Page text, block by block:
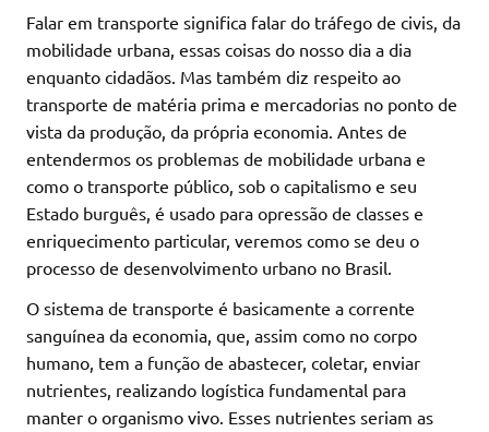
Falar em transporte significa falar do tráfego de civis, da
mobilidade urbana, essas coisas do nosso dia a dia
enquanto cidadãos. Mas também diz respeito ao
transporte de matéria prima e mercadorias no ponto de
vista da produção, da própria economia. Antes de
entendermos os problemas de mobilidade urbana e
como o transporte público, sob o capitalismo e seu
Estado burguês, é usado para opressão de classes e
enriquecimento particular, veremos como se deu o
processo de desenvolvimento urbano no Brasil.
O sistema de transporte é basicamente a corrente
sanguínea da economia, que, assim como no corpo
humano, tem a função de abastecer, coletar, enviar
nutrientes, realizando logística fundamental para
manter o organismo vivo. Esses nutrientes seriam as